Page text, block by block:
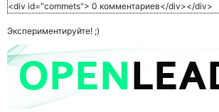
<div id="commets"> 0 комментариев</div></div>
Экспериментируйте! ;)